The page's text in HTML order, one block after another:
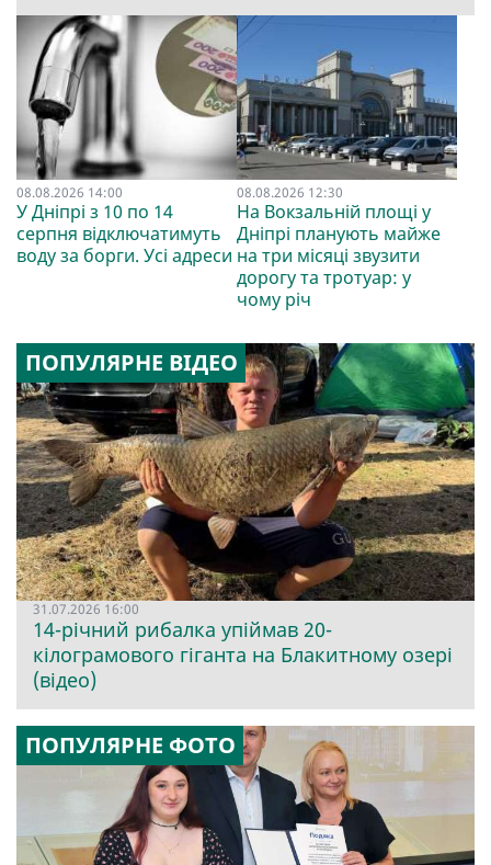
08.08.2026 14:00
У Дніпрі з 10 по 14
серпня відключатимуть
воду за борги. Усі адреси
08.08.2026 12:30
На Вокзальній площі у
Дніпрі планують майже
на три місяці звузити
дорогу та тротуар: у
чому річ
ПОПУЛЯРНЕ ВІДЕО
31.07.2026 16:00
14-річний рибалка упіймав 20-
кілограмового гіганта на Блакитному озері
(відео)
ПОПУЛЯРНЕ ФОТО